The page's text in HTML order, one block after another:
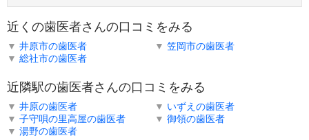
近くの歯医者さんの口コミをみる
▼ 井原市の歯医者 ▼ 笠岡市の歯医者
▼ 総社市の歯医者
近隣駅の歯医者さんの口コミをみる
▼ 井原の歯医者 ▼ いずえの歯医者
▼ 子守唄の里高屋の歯医者 ▼ 御領の歯医者
▼ 湯野の歯医者